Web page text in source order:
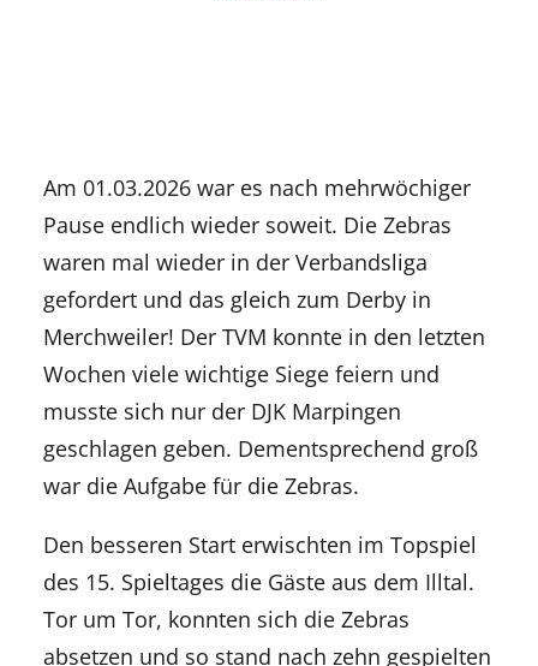
Am 01.03.2026 war es nach mehrwöchiger
Pause endlich wieder soweit. Die Zebras
waren mal wieder in der Verbandsliga
gefordert und das gleich zum Derby in
Merchweiler! Der TVM konnte in den letzten
Wochen viele wichtige Siege feiern und
musste sich nur der DJK Marpingen
geschlagen geben. Dementsprechend groß
war die Aufgabe für die Zebras.
Den besseren Start erwischten im Topspiel
des 15. Spieltages die Gäste aus dem Illtal.
Tor um Tor, konnten sich die Zebras
absetzen und so stand nach zehn gespielten